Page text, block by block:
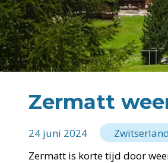
Zermatt
24 juni 2024 Zwitserland
Zermatt is korte tijd door